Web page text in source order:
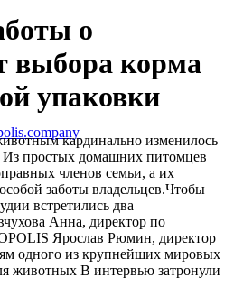
о
выбора корма
упаковки
кардинально изменилось
Из простых домашних питомцев
членов семьи, а их
заботы владельцев.Чтобы
встретились два
Анна, директор по
Ярослав Рюмин, директор
одного из крупнейших мировых
животных В интервью затронули